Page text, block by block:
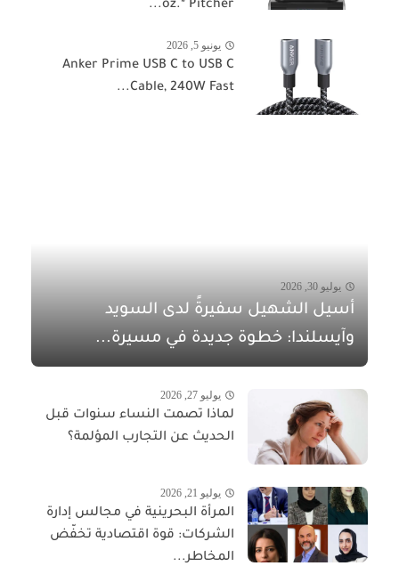
oz.* Pitcher...
يونيو 5, 2026
Anker Prime USB C to USB C
Cable, 240W Fast...
يوليو 30, 2026
أسيل الشهيل سفيرةً لدى السويد
وآيسلندا: خطوة جديدة في مسيرة...
يوليو 27, 2026
لماذا تصمت النساء سنوات قبل
الحديث عن التجارب المؤلمة؟
يوليو 21, 2026
المرأة البحرينية في مجالس إدارة
الشركات: قوة اقتصادية تخفّض
المخاطر...